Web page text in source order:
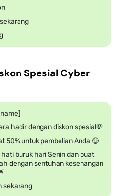
Spesial Cyber
hadir dengan diskon spesial💸
50% untuk pembelian Anda 🤑
buruk hari Senin dan buat
dengan sentuhan kesenangan
sekarang